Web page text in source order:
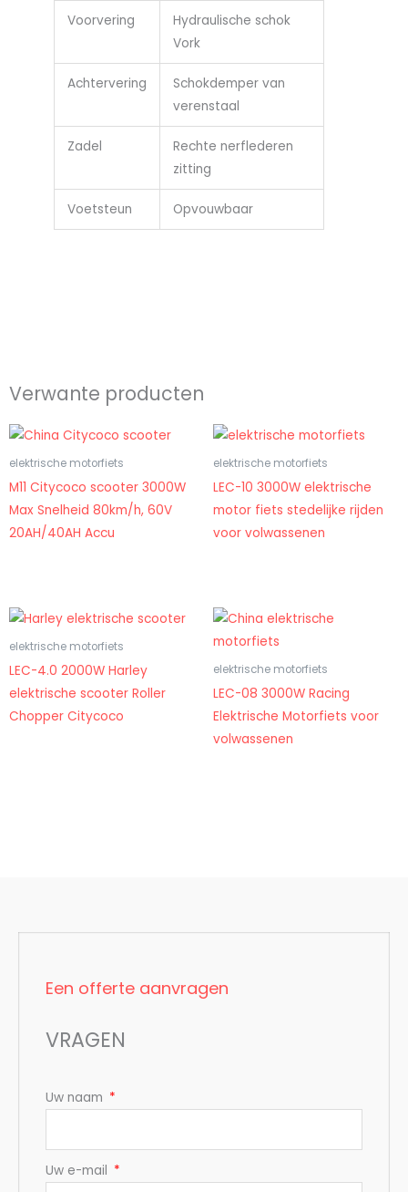
Voorvering
Hydraulische schok
Vork
Achtervering
Schokdemper van
verenstaal
Zadel
Rechte nerflederen
zitting
Voetsteun Opvouwbaar
Verwante producten
elektrische motorfiets
M11 Citycoco scooter 3000W
Max Snelheid 80km/h, 60V
20AH/40AH Accu
elektrische motorfiets
LEC-10 3000W elektrische
motor fiets stedelijke rijden
voor volwassenen
elektrische motorfiets
LEC-4.0 2000W Harley
elektrische scooter Roller
Chopper Citycoco
elektrische motorfiets
LEC-08 3000W Racing
Elektrische Motorfiets voor
volwassenen
Een offerte aanvragen
VRAGEN
Uw naam
Uw e-mail